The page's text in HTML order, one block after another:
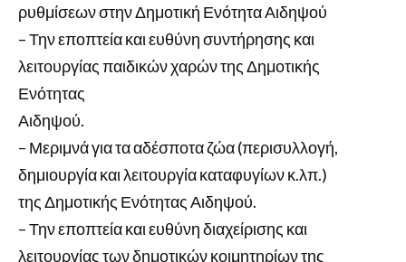
ρυθμίσεων στην Δημοτική Ενότητα Αιδηψού
– Την εποπτεία και ευθύνη συντήρησης και
λειτουργίας παιδικών χαρών της Δημοτικής
Ενότητας
Αιδηψού.
– Μεριμνά για τα αδέσποτα ζώα (περισυλλογή,
δημιουργία και λειτουργία καταφυγίων κ.λπ.)
της Δημοτικής Ενότητας Αιδηψού.
– Την εποπτεία και ευθύνη διαχείρισης και
λειτουργίας των δημοτικών κοιμητηρίων της